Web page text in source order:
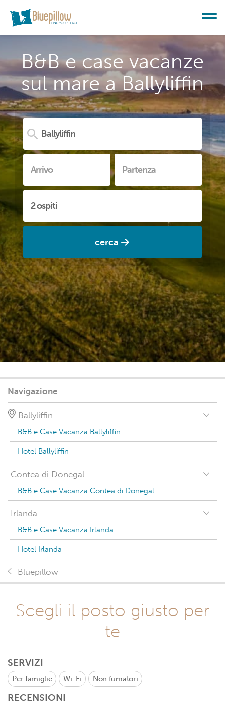
B&B e case vacanze
sul mare a Ballyliffin
cerca
Navigazione
Ballyliffin
B&B e Case Vacanza Ballyliffin
Hotel Ballyliffin
Contea di Donegal
B&B e Case Vacanza Contea di Donegal
Irlanda
B&B e Case Vacanza Irlanda
Hotel Irlanda
Bluepillow
Scegli il posto giusto per
te
SERVIZI
Per famiglie Wi-Fi Non fumatori
RECENSIONI